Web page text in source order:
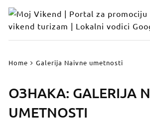
Skip
content
Home Galerija Naivne umetnosti
ОЗНАКА: GALERIJA
UMETNOSTI